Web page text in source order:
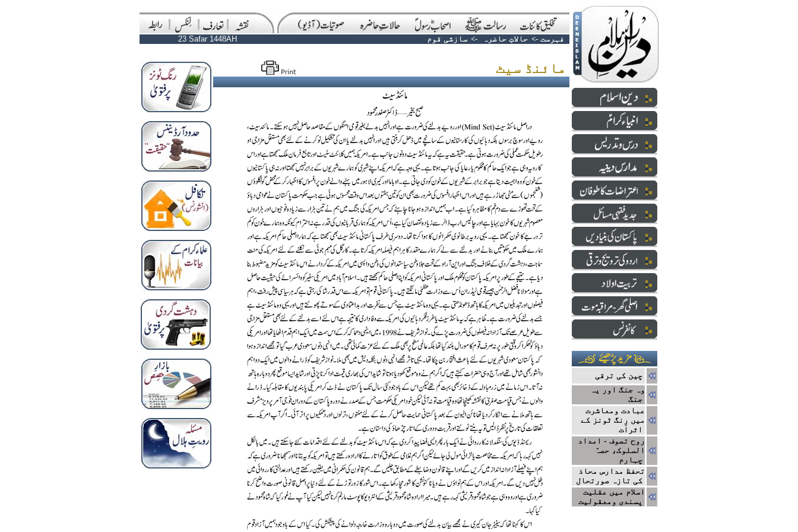
23 Safar 1448AH فہرست ->حالاتِ حاضرہ ->سازشی قوم
چین کی ترقی
وہ جنگ اور یہ
جنگ
عبادت ومعاشرت
میں رِنگ ٹونز کے
اثرات
روح تصوف - امداد
السلوک، حصہّ
چہارم
تحفظ مدارس محاذ
کی تازہ صورتحال
اسلام میں عقلیت
پسندی ومعقولیت